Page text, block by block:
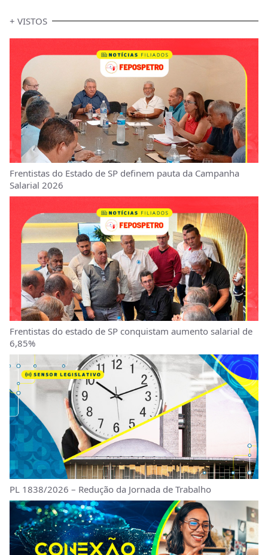
+ VISTOS
Frentistas do Estado de SP definem pauta da Campanha
Salarial 2026
Frentistas do estado de SP conquistam aumento salarial de
6,85%
PL 1838/2026 – Redução da Jornada de Trabalho